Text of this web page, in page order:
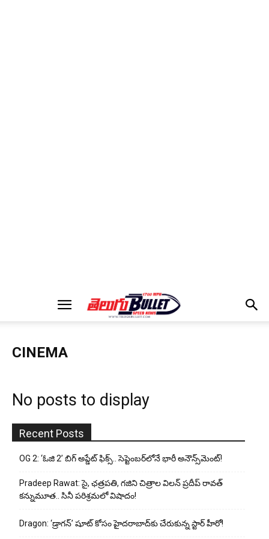
CINEMA
No posts to display
Recent Posts
OG 2: ‘ఓజి 2’ బిగ్ అప్డేట్ ఫిక్స్.. సెప్టెంబర్‌లోనే భారీ అనౌన్స్‌మెంట్!
Pradeep Rawat: సై, ఛత్రపతి, గజిని చిత్రాల విలన్ ప్రదీప్ రావత్
కన్నుమూత.. సినీ పరిశ్రమలో విషాదం!
Dragon: ‘డ్రాగన్’ షూట్ కోసం హైదరాబాద్‌కు చేరుకున్న స్టార్ హీరో!